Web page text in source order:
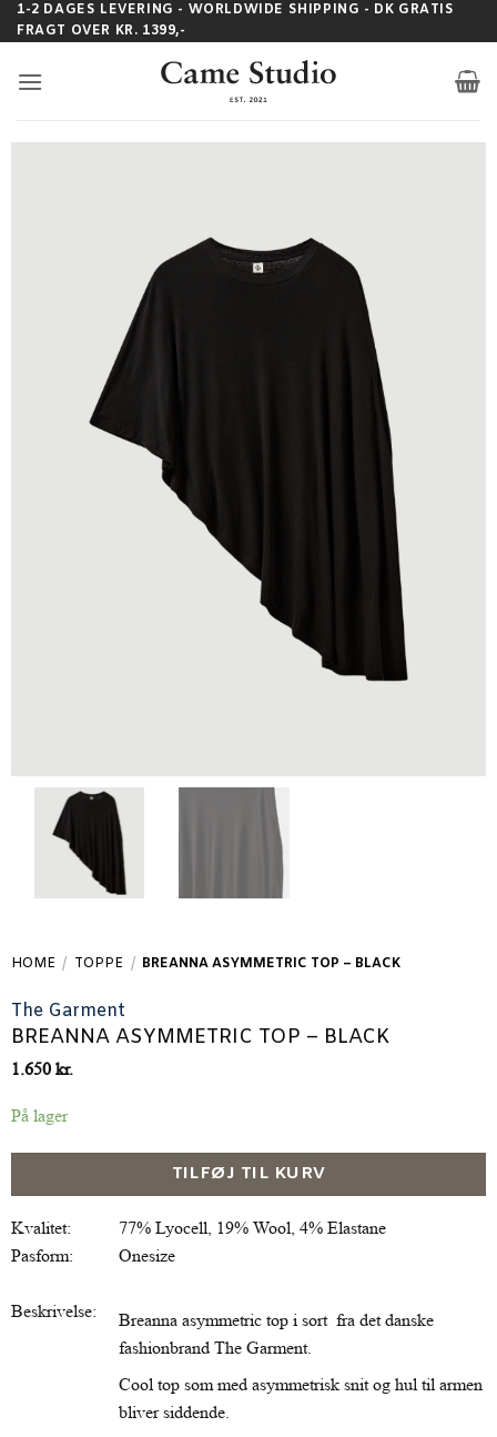
Fortsæt
til
1-2 DAGES LEVERING - WORLDWIDE SHIPPING - DK GRATIS
FRAGT OVER KR. 1399,-
HOME / TOPPE / BREANNA ASYMMETRIC TOP – BLACK
The Garment
BREANNA ASYMMETRIC TOP – BLACK
1.650 kr.
På lager
TILFØJ TIL KURV
Kvalitet:
Pasform:
Beskrivelse:
77% Lyocell, 19% Wool, 4% Elastane
Onesize
Breanna asymmetric top i sort fra det danske
fashionbrand The Garment.
Cool top som med asymmetrisk snit og hul til armen
bliver siddende.